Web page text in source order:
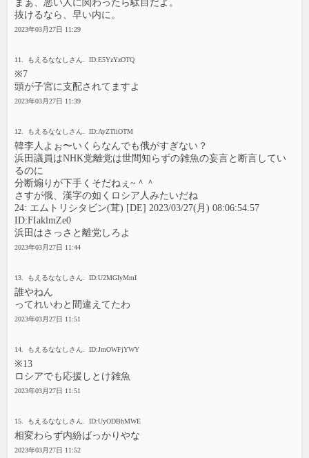
まぁ、悪い人に関わったら駄目だよ。
抜けるなら、早い内に。
2023年03月27日 11:29
11. もえるななしさん. ID:E5YzYzOTQ
※7
頭が子宮に支配されてますよ
2023年03月27日 11:39
12. もえるななしさん. ID:AyZTliOTM
韓李人よぉ〜いくらなんでも俄がすぎない？
浜田議員はNHK党離党は世間知らずの雑魚の妄言と断言してい
るのに
分断煽りが下手くそだねぇ~＾＾
さすが俄、漢字の如くロシア人みたいだね
24: エムトリシタビン(茸) [DE] 2023/03/27(月) 08:06:54.57
ID:FIaklmZe0
浜田はさっさと離党しろよ
2023年03月27日 11:44
13. もえるななしさん. ID:U2MGIyMmI
誰やねん
ってれいわと間違えてたわ
2023年03月27日 11:51
14. もえるななしさん. ID:JmOWFjYWY
※13
ロシアでも応援しとけ雑魚
2023年03月27日 11:51
15. もえるななしさん. ID:UyODBhMWE
相変わらず内紛ばっかりやな
2023年03月27日 11:52